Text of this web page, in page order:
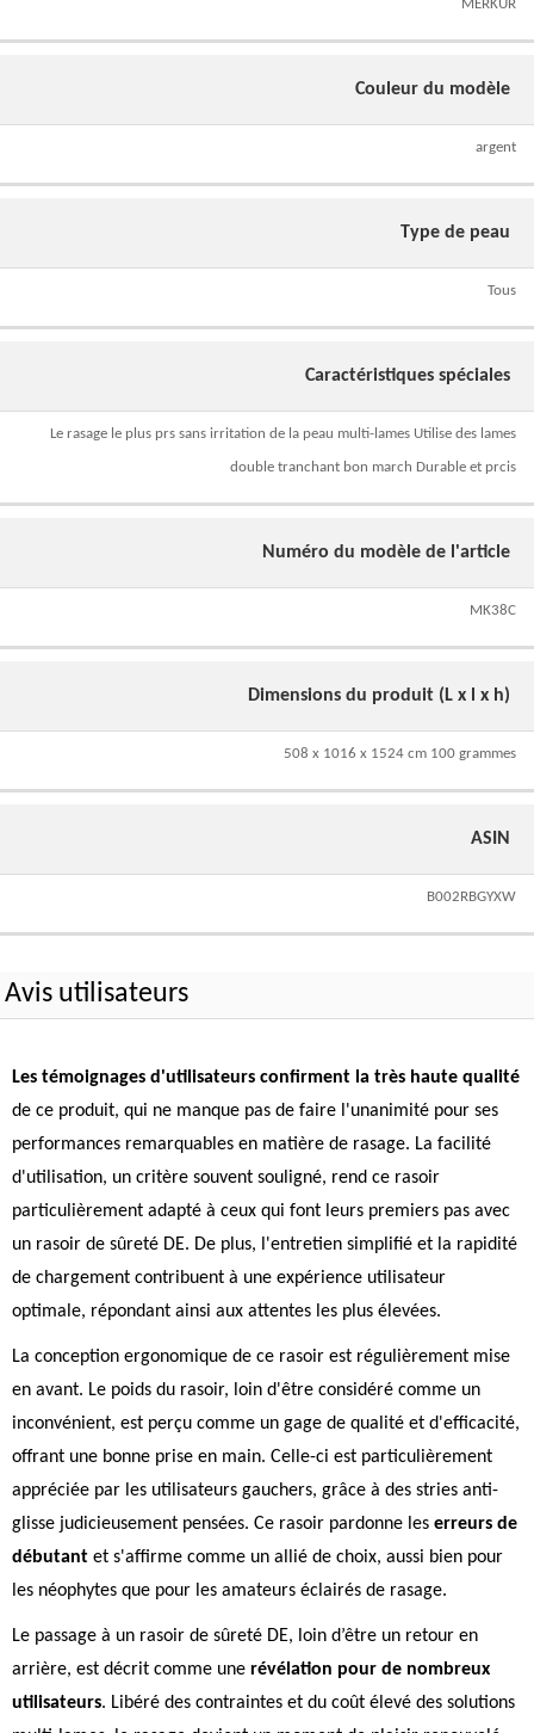
MERKUR
Couleur du modèle
argent
Type de peau
Tous
Caractéristiques spéciales
Le rasage le plus prs sans irritation de la peau multi-lames Utilise des lames
double tranchant bon march Durable et prcis
Numéro du modèle de l'article
MK38C
Dimensions du produit (L x l x h)
508 x 1016 x 1524 cm 100 grammes
ASIN
B002RBGYXW
Avis utilisateurs
Les témoignages d'utilisateurs confirment la très haute qualité
de ce produit, qui ne manque pas de faire l'unanimité pour ses
performances remarquables en matière de rasage. La facilité
d'utilisation, un critère souvent souligné, rend ce rasoir
particulièrement adapté à ceux qui font leurs premiers pas avec
un rasoir de sûreté DE. De plus, l'entretien simplifié et la rapidité
de chargement contribuent à une expérience utilisateur
optimale, répondant ainsi aux attentes les plus élevées.
La conception ergonomique de ce rasoir est régulièrement mise
en avant. Le poids du rasoir, loin d'être considéré comme un
inconvénient, est perçu comme un gage de qualité et d'efficacité,
offrant une bonne prise en main. Celle-ci est particulièrement
appréciée par les utilisateurs gauchers, grâce à des stries anti-
glisse judicieusement pensées. Ce rasoir pardonne les erreurs de
débutant et s'affirme comme un allié de choix, aussi bien pour
les néophytes que pour les amateurs éclairés de rasage.
Le passage à un rasoir de sûreté DE, loin d’être un retour en
arrière, est décrit comme une révélation pour de nombreux
utilisateurs. Libéré des contraintes et du coût élevé des solutions